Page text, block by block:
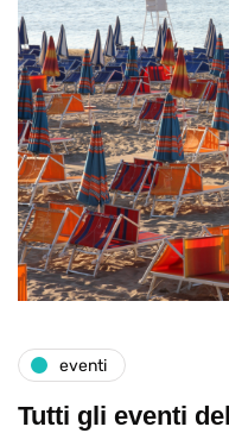
eventi
Tutti gli eventi